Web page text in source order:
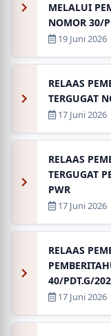
MELALUI
NOMOR 30/
19 Juni 2026
RELAAS
TERGUGAT
17 Juni 2026
RELAAS
TERGUGAT
PWR
17 Juni 2026
RELAAS
40/PDT.G/
17 Juni 2026